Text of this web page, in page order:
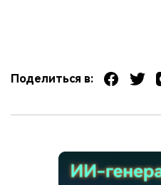
Поделиться в: